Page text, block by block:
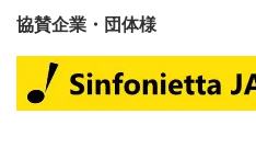
協賛企業・団体様